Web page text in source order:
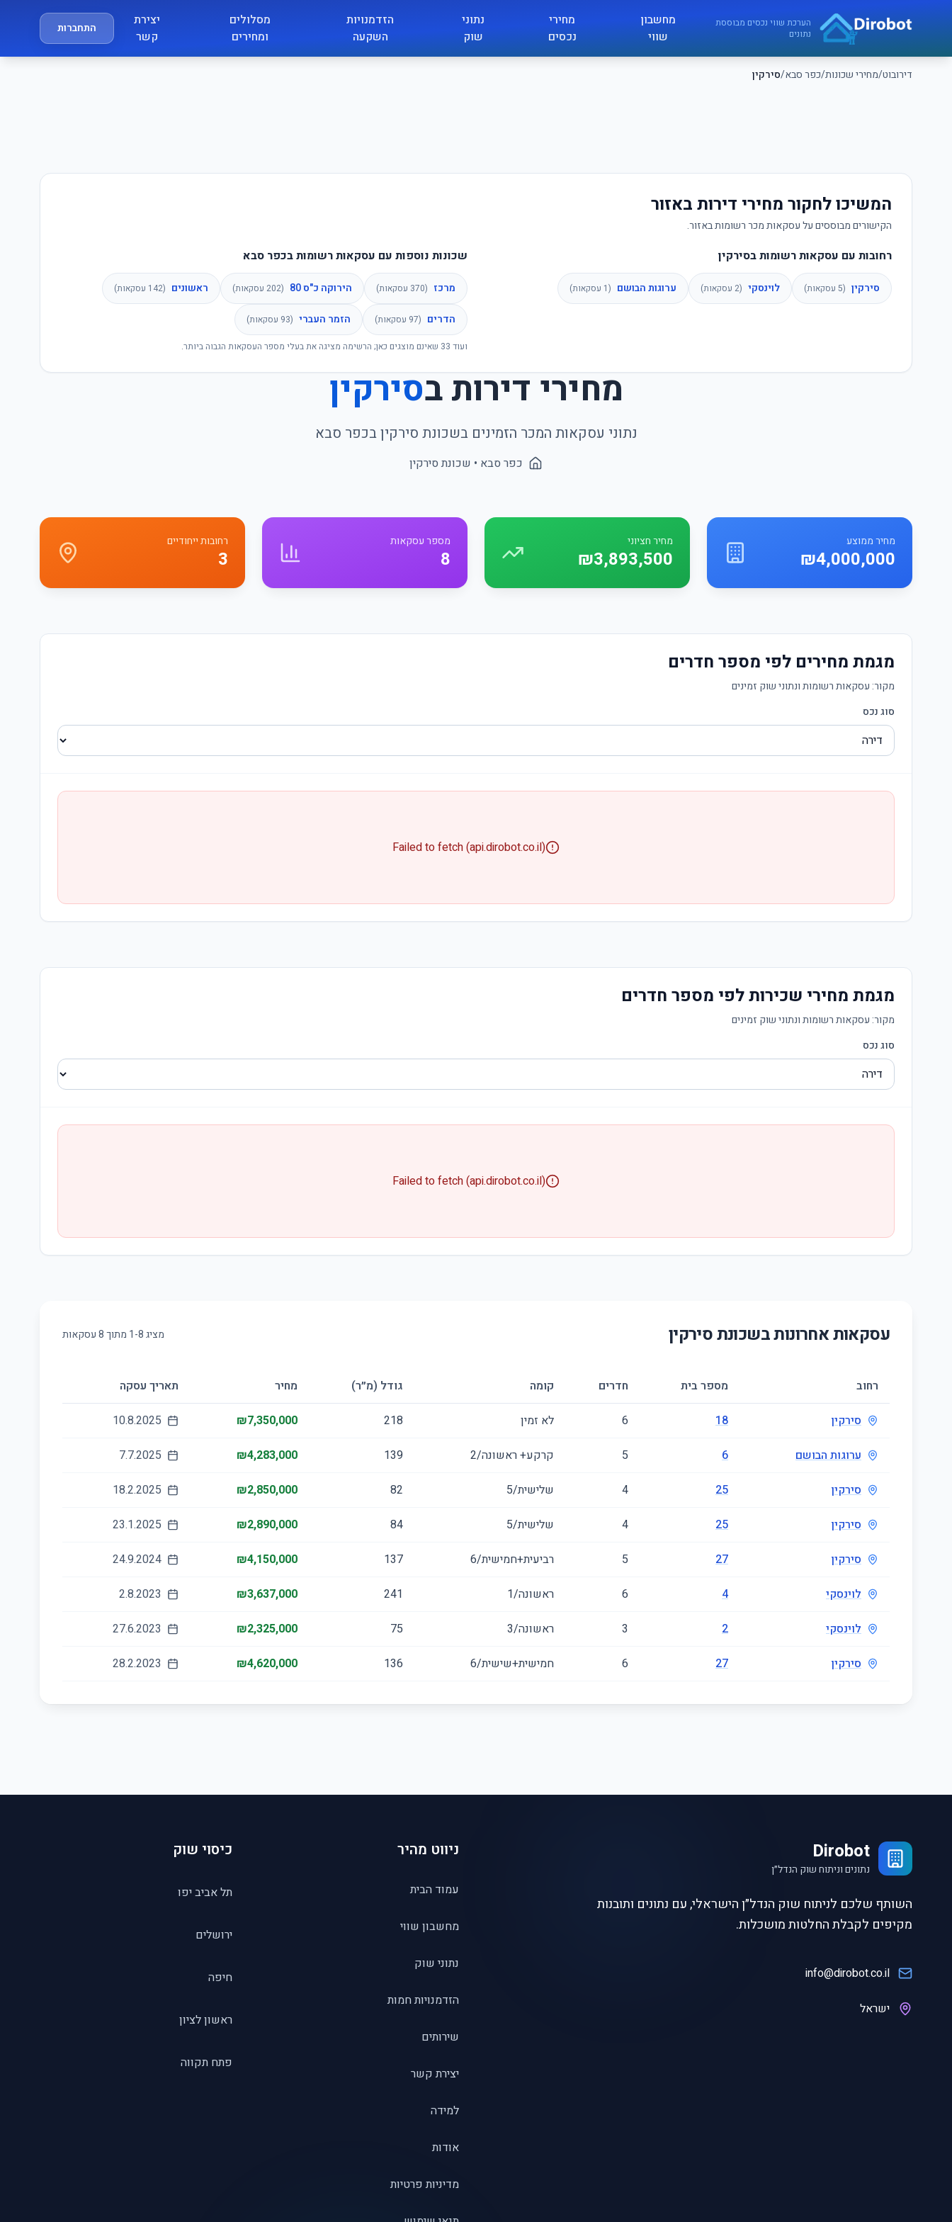
דירובוט/מחירי שכונות/כפר סבא/סירקין
דירובוט
הערכת שווי נכסים מבוססת
נתונים
מחשבון
שווי
מחירי
נכסים
נתוני
שוק
הזדמנויות
השקעה
מסלולים
ומחירים
יצירת
קשר
התחברות
המשיכו לחקור מחירי דירות באזור
הקישורים מבוססים על עסקאות מכר רשומות באזור.
רחובות עם עסקאות רשומות בסירקין
סירקין (
5 עסקאות) לוינסקי (
2 עסקאות) ערוגות הבושם (
1 עסקאות)
שכונות נוספות עם עסקאות רשומות בכפר סבא
מרכז (
370 עסקאות) הירוקה כ"ס 80 (
202 עסקאות) ראשונים (
142 עסקאות)
הדרים (
97 עסקאות) הזמר העברי (
93 עסקאות)
ועוד 33 שאינם מוצגים כאן; הרשימה מציגה את בעלי מספר העסקאות הגבוה ביותר.
מחירי דירות בסירקין
נתוני עסקאות המכר הזמינים בשכונת סירקיןבכפר סבא
כפר סבא • שכונת סירקין
מחיר ממוצע
₪4,000,000
מחיר חציוני
₪3,893,500
מספר עסקאות
8
רחובות ייחודיים
3
מגמת מחירים לפי מספר חדרים
מקור: עסקאות רשומות ונתוני שוק זמינים
סוג נכס
Failed to fetch (api.dirobot.co.il)
מגמת מחירי שכירות לפי מספר חדרים
מקור: עסקאות רשומות ונתוני שוק זמינים
סוג נכס
Failed to fetch (api.dirobot.co.il)
עסקאות אחרונות בשכונתסירקין מציג 1-8 מתוך8עסקאות
רחוב מספר בית חדרים קומה גודל (מ״ר) מחיר תאריך עסקה
סירקין 18
6 לא זמין 218
₪7,350,000
10.8.2025
ערוגות הבושם 6
5 קרקע+ ראשונה/2 139
₪4,283,000
7.7.2025
סירקין 25
4 שלישית/5 82
₪2,850,000
18.2.2025
סירקין 25
4 שלישית/5 84
₪2,890,000
23.1.2025
סירקין 27
5 רביעית+חמישית/6 137
₪4,150,000
24.9.2024
לוינסקי 4
6 ראשונה/1 241
₪3,637,000
2.8.2023
לוינסקי 2
3 ראשונה/3 75
₪2,325,000
27.6.2023
סירקין 27
6 חמישית+שישית/6 136
₪4,620,000
28.2.2023
Dirobot
נתונים וניתוח שוק הנדל״ן
השותף שלכם לניתוח שוק הנדל״ן הישראלי, עם נתונים ותובנות
מקיפים לקבלת החלטות מושכלות.
info@dirobot.co.il
ישראל
ניווט מהיר
עמוד הבית
מחשבון שווי
נתוני שוק
הזדמנויות חמות
שירותים
יצירת קשר
למידה
אודות
מדיניות פרטיות
כיסוי שוק
תל אביב יפו
ירושלים
חיפה
ראשון לציון
פתח תקווה